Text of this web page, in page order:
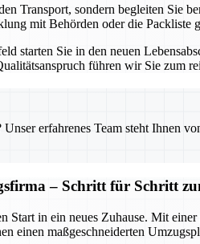
Transport, sondern begleiten Sie
mit Behörden oder die Packliste
starten Sie in den neuen
führen wir Sie zum
erfahrenes Team steht Ihnen
– Schritt für Schritt
in ein neues Zuhause. Mit
einen maßgeschneiderten